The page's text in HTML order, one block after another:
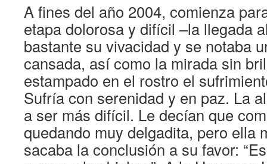
A fines del año 2004, comienza
etapa dolorosa y difícil –la llegada
bastante su vivacidad y se notaba
cansada, así como la mirada sin
estampado en el rostro el
Sufría con serenidad y en paz. La
a ser más difícil. Le decían que
quedando muy delgadita, pero ella
sacaba la conclusión a su favor: